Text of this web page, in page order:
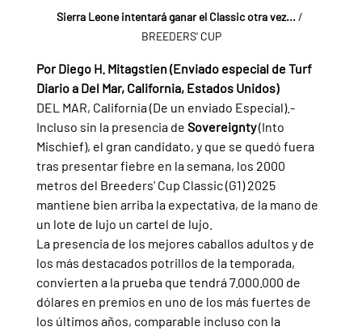
Sierra Leone intentará ganar el Classic otra vez... /
BREEDERS' CUP
Por Diego H. Mitagstien (Enviado especial de Turf
Diario a Del Mar, California, Estados Unidos)
DEL MAR, California (De un enviado Especial).-
Incluso sin la presencia de Sovereignty (Into
Mischief), el gran candidato, y que se quedó fuera
tras presentar fiebre en la semana, los 2000
metros del Breeders' Cup Classic (G1) 2025
mantiene bien arriba la expectativa, de la mano de
un lote de lujo un cartel de lujo.
La presencia de los mejores caballos adultos y de
los más destacados potrillos de la temporada,
convierten a la prueba que tendrá 7.000.000 de
dólares en premios en uno de los más fuertes de
los últimos años, comparable incluso con la